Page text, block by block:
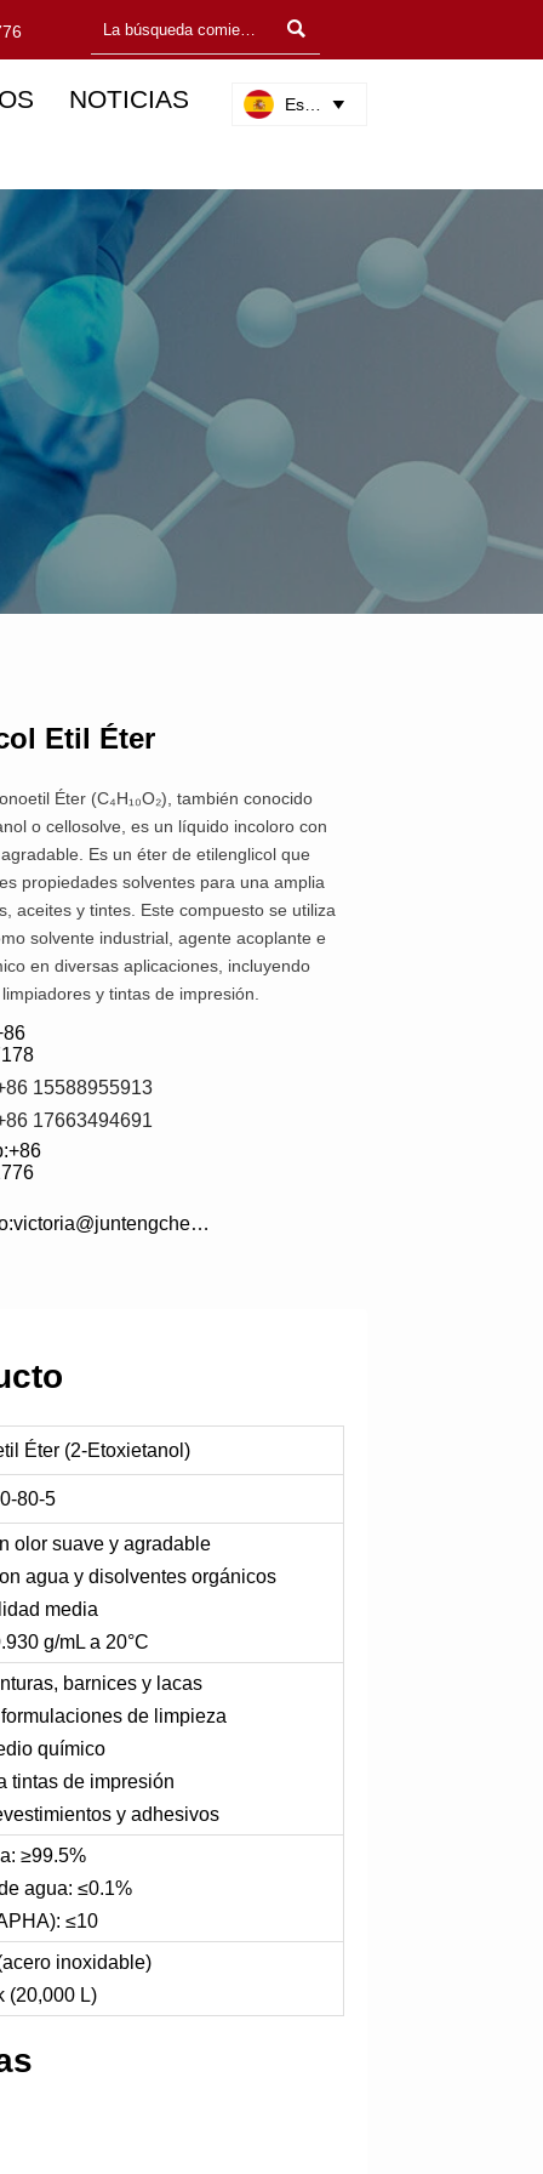

NOTICIAS 
Etil Éter
Éter (C₄H₁₀O₂), también conocido
o cellosolve, es un líquido incoloro con
Es un éter de etilenglicol que
propiedades solventes para una amplia
aceites y tintes. Este compuesto se utiliza
solvente industrial, agente acoplante e
en diversas aplicaciones, incluyendo
y tintas de impresión.
15588955913
17663494691
electrónico:victoria@juntengchem.com
Éter (2-Etoxietanol)
80-5
olor suave y agradable
agua y disolventes orgánicos
media
g/mL a 20°C
barnices y lacas
de limpieza
químico
tintas de impresión
y adhesivos
≥99.5%
agua: ≤0.1%
≤10
inoxidable)
(20,000 L)